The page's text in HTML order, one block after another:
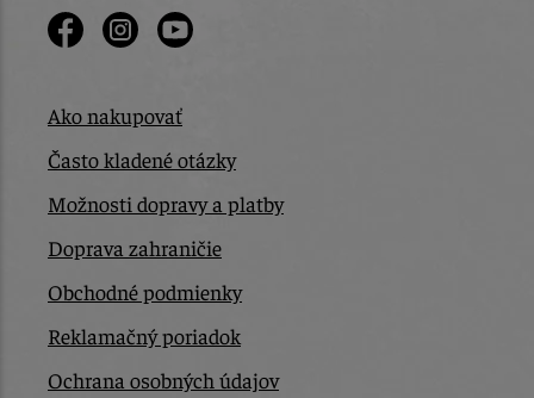
Ako nakupovať
Často kladené otázky
Možnosti dopravy a platby
Doprava zahraničie
Obchodné podmienky
Reklamačný poriadok
Ochrana osobných údajov